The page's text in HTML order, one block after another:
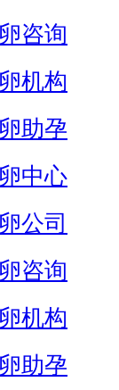
咨询
机构
助孕
中心
公司
咨询
机构
助孕